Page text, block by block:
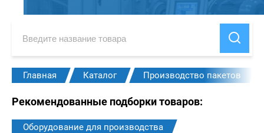
Главная Каталог Производство пакетов
Рекомендованные подборки товаров:
Оборудование для производства